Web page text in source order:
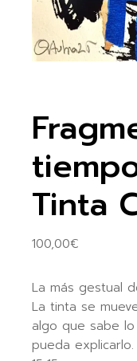
Tinta
100,00€
La más gestual
La tinta se
algo que sabe
pueda